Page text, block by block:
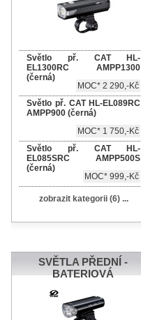
Světlo př. CAT HL-
EL1300RC AMPP1300
(černá)
MOC* 2 290,-Kč
Světlo př. CAT HL-EL089RC
AMPP900 (černá)
MOC* 1 750,-Kč
Světlo př. CAT HL-
EL085SRC AMPP500S
(černá)
MOC* 999,-Kč
zobrazit kategorii (6) ...
SVĚTLA PŘEDNÍ -
BATERIOVÁ